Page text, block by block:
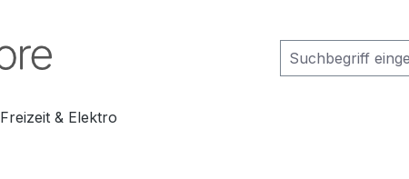
Freizeit & Elektro